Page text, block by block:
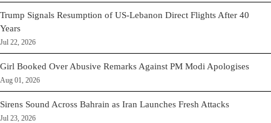
Trump Signals Resumption of US-Lebanon Direct Flights After 40
Years
Jul 22, 2026
Girl Booked Over Abusive Remarks Against PM Modi Apologises
Aug 01, 2026
Sirens Sound Across Bahrain as Iran Launches Fresh Attacks
Jul 23, 2026